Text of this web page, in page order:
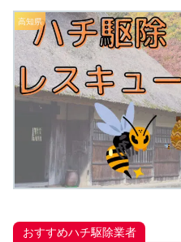
高知県
おすすめハチ駆除業者